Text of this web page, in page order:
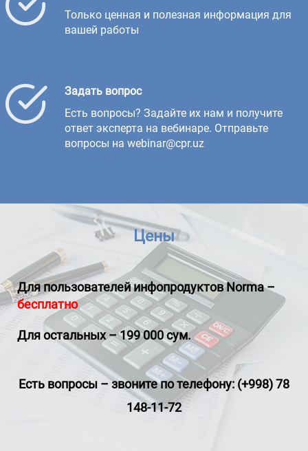
Только ценная и полезная информация для
вашей работы
Задать вопрос
Есть вопросы? Задайте их нам и получите
ответ эксперта на вебинаре. Отправьте
вопросы на webinar@cpr.uz
Цены
Для пользователей инфопродуктовNorma–
бесплатно
Для остальных – 199 000 сум.
Есть вопросы –звоните по телефону: (+998) 78
148-11-72